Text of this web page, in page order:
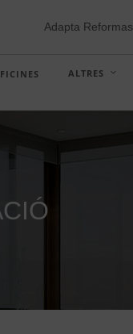
Adapta Reformas
ALTRES